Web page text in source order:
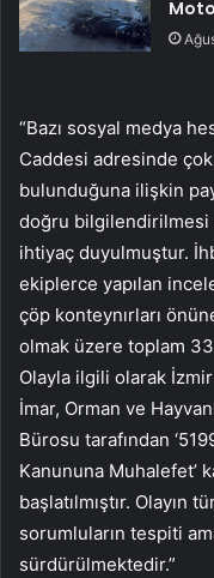
“Bazı sosyal medya
Caddesi adresinde
bulunduğuna ilişkin
doğru bilgilendirilmesi
ihtiyaç duyulmuştur.
ekiplerce yapılan
çöp konteynırları
olmak üzere toplam
Olayla ilgili olarak
İmar, Orman ve
Bürosu tarafından
Kanununa Muhalefet’
başlatılmıştır. Olayın
sorumluların tespiti
sürdürülmektedir.”